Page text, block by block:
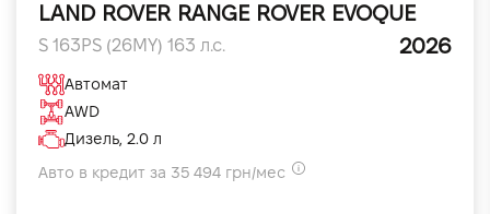
LAND ROVER RANGE ROVER EVOQUE
S 163PS (26MY) 163 л.с. 2026
Автомат
AWD
Дизель, 2.0 л
Авто в кредит за 35 494 грн/мес